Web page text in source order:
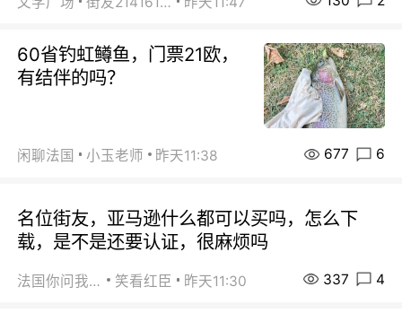
60省钓虹鳟鱼，门票21欧，
有结伴的吗？
闲聊法国 小玉老师 昨天11:38 677 6
名位街友，亚马逊什么都可以买吗，怎么下
载，是不是还要认证，很麻烦吗
法国你问我答 笑看红臣 昨天11:30 337 4